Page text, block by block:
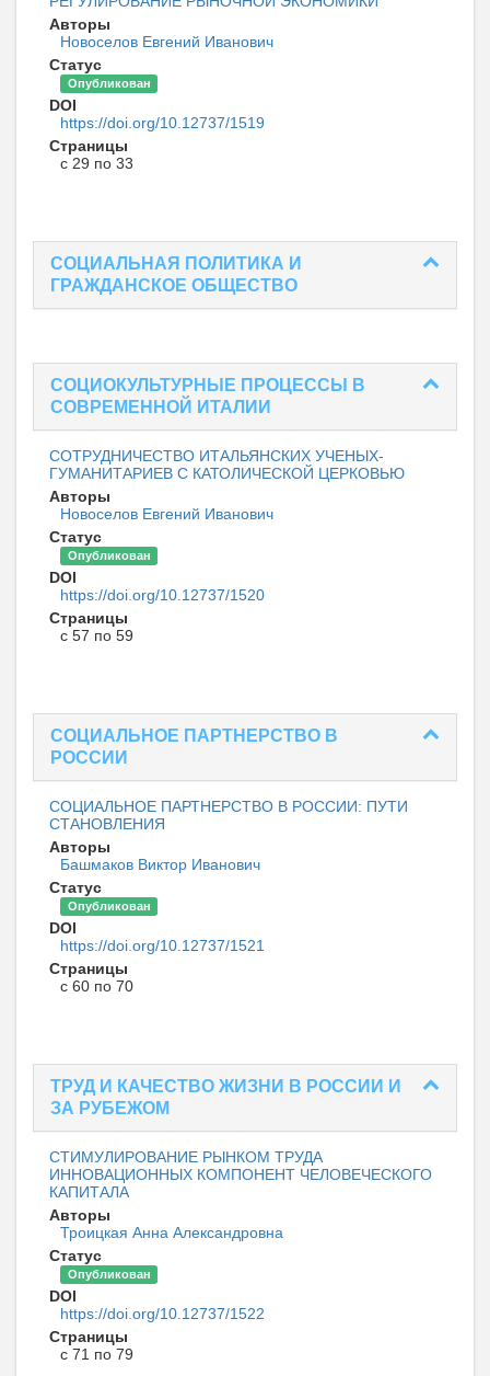
Авторы
Новоселов Евгений Иванович
Статус
Опубликован
DOI
https://doi.org/10.12737/1519
Страницы
с 29 по 33
СОЦИАЛЬНАЯ ПОЛИТИКА И
ГРАЖДАНСКОЕ ОБЩЕСТВО
СОЦИОКУЛЬТУРНЫЕ ПРОЦЕССЫ В
СОВРЕМЕННОЙ ИТАЛИИ
СОТРУДНИЧЕСТВО ИТАЛЬЯНСКИХ УЧЕНЫХ-
ГУМАНИТАРИЕВ С КАТОЛИЧЕСКОЙ ЦЕРКОВЬЮ
Авторы
Новоселов Евгений Иванович
Статус
Опубликован
DOI
https://doi.org/10.12737/1520
Страницы
с 57 по 59
СОЦИАЛЬНОЕ ПАРТНЕРСТВО В
РОССИИ
СОЦИАЛЬНОЕ ПАРТНЕРСТВО В РОССИИ: ПУТИ
СТАНОВЛЕНИЯ
Авторы
Башмаков Виктор Иванович
Статус
Опубликован
DOI
https://doi.org/10.12737/1521
Страницы
с 60 по 70
ТРУД И КАЧЕСТВО ЖИЗНИ В РОССИИ И
ЗА РУБЕЖОМ
СТИМУЛИРОВАНИЕ РЫНКОМ ТРУДА
ИННОВАЦИОННЫХ КОМПОНЕНТ ЧЕЛОВЕЧЕСКОГО
КАПИТАЛА
Авторы
Троицкая Анна Александровна
Статус
Опубликован
DOI
https://doi.org/10.12737/1522
Страницы
с 71 по 79